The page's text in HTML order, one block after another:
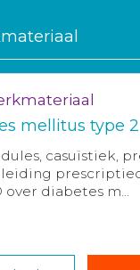
mellitus type 2
casuïstiek,
over diabetes m...